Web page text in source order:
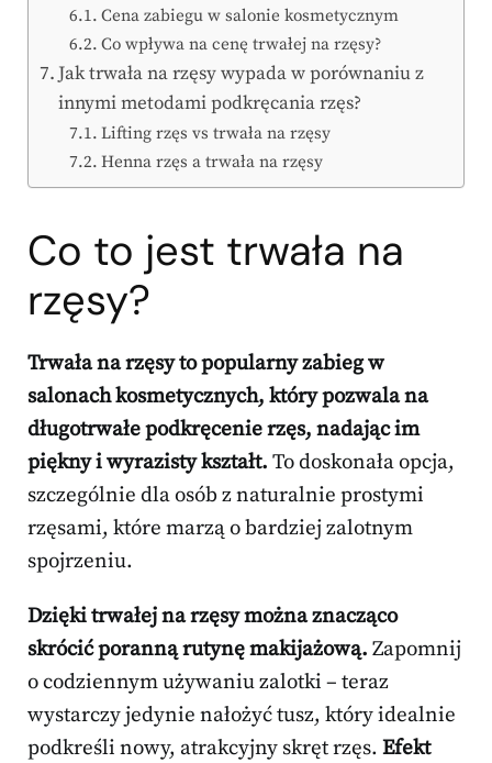
Cena zabiegu w salonie kosmetycznym
Co wpływa na cenę trwałej na rzęsy?
Jak trwała na rzęsy wypada w porównaniu z
innymi metodami podkręcania rzęs?
Lifting rzęs vs trwała na rzęsy
Henna rzęs a trwała na rzęsy
Co to jest trwała na
rzęsy?
Trwała na rzęsy to popularny zabieg w
salonach kosmetycznych, który pozwala na
długotrwałe podkręcenie rzęs, nadając im
piękny i wyrazisty kształt. To doskonała opcja,
szczególnie dla osób z naturalnie prostymi
rzęsami, które marzą o bardziej zalotnym
spojrzeniu.
Dzięki trwałej na rzęsy można znacząco
skrócić poranną rutynę makijażową. Zapomnij
o codziennym używaniu zalotki – teraz
wystarczy jedynie nałożyć tusz, który idealnie
podkreśli nowy, atrakcyjny skręt rzęs. Efekt